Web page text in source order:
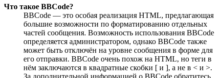
Что такое BBCode?
BBCode — это особая реализация HTML, предлагающая
большие возможности по форматированию отдельных
частей сообщения. Возможность использования BBCode
определяется администратором, однако BBCode также
может быть отключён на уровне сообщения в форме для
его отправки. BBCode очень похож на HTML, но теги в
нём заключаются в квадратные скобки [ и ], а не в < и >.
За дополнительной информацией о BBCode обратитесь